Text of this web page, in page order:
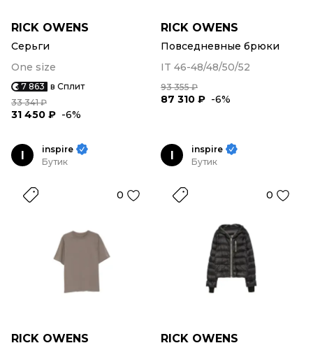
RICK OWENS
Серьги
One size
7 863 в Сплит
33 341 ₽
31 450 ₽ -6%
RICK OWENS
Повседневные брюки
IT 46-48/48/50/52
93 355 ₽
87 310 ₽ -6%
I
inspire
Бутик
0
RICK OWENS
I
inspire
Бутик
0
RICK OWENS